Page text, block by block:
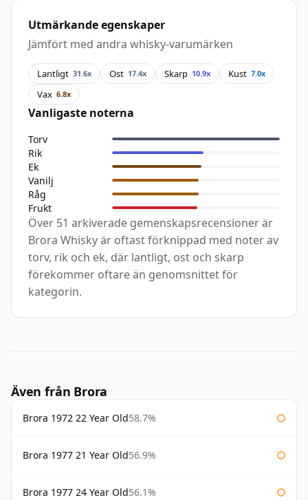
Utmärkande egenskaper
Jämfört med andra whisky-varumärken
Lantligt 31.6x Ost 17.4x Skarp 10.9x Kust 7.0x
Vax 6.8x
Vanligaste noterna
Torv
Rik
Ek
Vanilj
Råg
Frukt
Över 51 arkiverade gemenskapsrecensioner är
Brora Whisky är oftast förknippad med noter av
torv, rik och ek, där lantligt, ost och skarp
förekommer oftare än genomsnittet för
kategorin.
Även från Brora
Brora 1972 22 Year Old58.7%
Brora 1977 21 Year Old56.9%
Brora 1977 24 Year Old56.1%